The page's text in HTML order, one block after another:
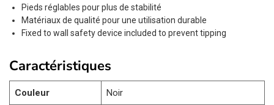
Pieds réglables pour plus de stabilité
Matériaux de qualité pour une utilisation durable
Fixed to wall safety device included to prevent tipping
Caractéristiques
Couleur Noir